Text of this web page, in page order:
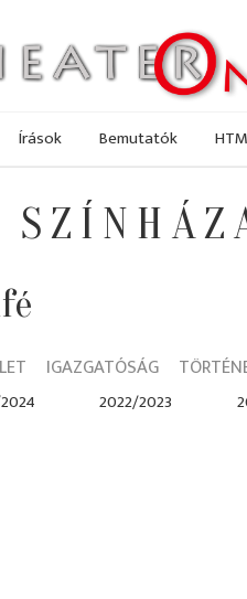
Írások Bemutatók
IGAZGATÓSÁG
2022/2023